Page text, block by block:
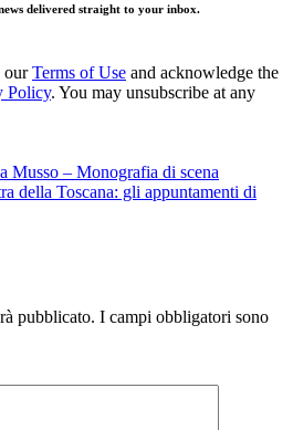
delivered straight to your inbox.
ourTerms of Use and acknowledge the
Policy. You may unsubscribe at any
Musso – Monografia di scena
della Toscana: gli appuntamenti di
pubblicato. I campi obbligatori sono